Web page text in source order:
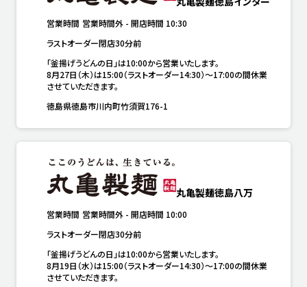
営業時間 営業時間外 - 開店時間 10:30
ラストオーダー閉店30分前
「釜揚げうどんの日」は10:00から営業いたします。
8月27日（木）は15:00（ラストオーダー14:30）～17:00の間休業
させていただきます。
徳島県徳島市川内町竹須賀176-1
丸亀製麺徳島八万
営業時間 営業時間外 - 開店時間 10:00
ラストオーダー閉店30分前
「釜揚げうどんの日」は10:00から営業いたします。
8月19日（水）は15:00（ラストオーダー14:30）～17:00の間休業
させていただきます。